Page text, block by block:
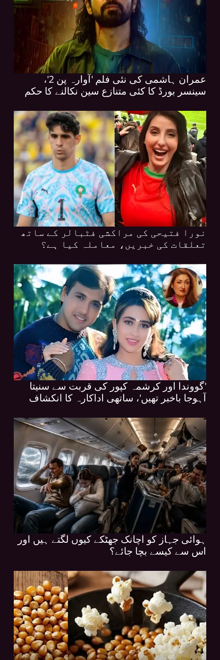
عمران ہاشمی کی نئی فلم 'آوارہ پن 2'،
سینسر بورڈ کا کئی متنازع سین نکالنے کا حکم
نورا فتیحی کی مراکشی فٹبالر کے ساتھ
تعلقات کی خبریں، معاملہ کیا ہے؟
'گووندا اور کرشمہ کپور کی قربت سے سنیتا
آہوجا باخبر تھیں'، ساتھی اداکارہ کا انکشاف
ہوائی جہاز کو اچانک جھٹکے کیوں لگتے ہیں اور
اس سے کیسے بچا جائے؟